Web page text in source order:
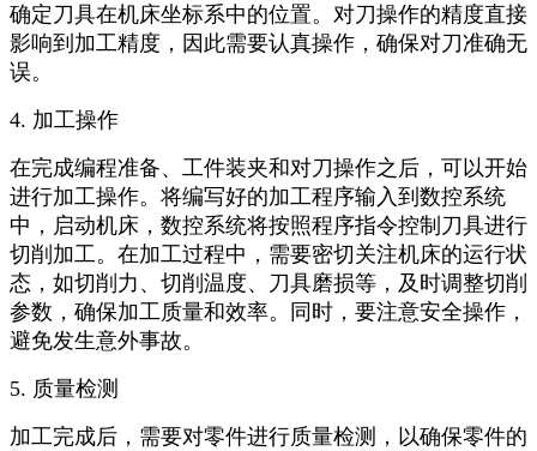
确定刀具在机床坐标系中的位置。对刀操作的精度直接
影响到加工精度，因此需要认真操作，确保对刀准确无
误。
4. 加工操作
在完成编程准备、工件装夹和对刀操作之后，可以开始
进行加工操作。将编写好的加工程序输入到数控系统
中，启动机床，数控系统将按照程序指令控制刀具进行
切削加工。在加工过程中，需要密切关注机床的运行状
态，如切削力、切削温度、刀具磨损等，及时调整切削
参数，确保加工质量和效率。同时，要注意安全操作，
避免发生意外事故。
5. 质量检测
加工完成后，需要对零件进行质量检测，以确保零件的